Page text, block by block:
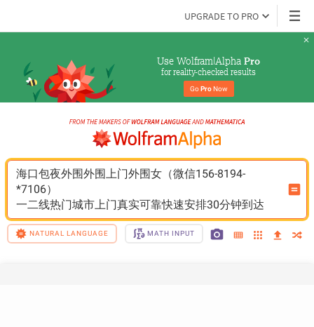
UPGRADE TO PRO
Use Wolfram|Alpha Pro
for reality-checked results
Go Pro Now
海口包夜外围外围上门外围女（微信156-8194-
*7106）
一二线热门城市上门真实可靠快速安排30分钟到达
NATURAL LANGUAGE MATH INPUT